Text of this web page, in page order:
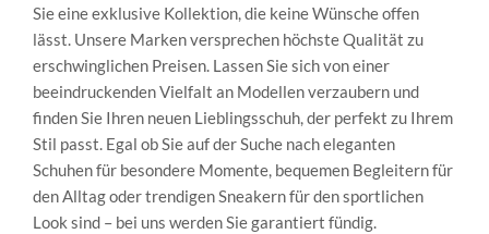
Sie eine exklusive Kollektion, die keine Wünsche offen
lässt. Unsere Marken versprechen höchste Qualität zu
erschwinglichen Preisen. Lassen Sie sich von einer
beeindruckenden Vielfalt an Modellen verzaubern und
finden Sie Ihren neuen Lieblingsschuh, der perfekt zu Ihrem
Stil passt. Egal ob Sie auf der Suche nach eleganten
Schuhen für besondere Momente, bequemen Begleitern für
den Alltag oder trendigen Sneakern für den sportlichen
Look sind – bei uns werden Sie garantiert fündig.